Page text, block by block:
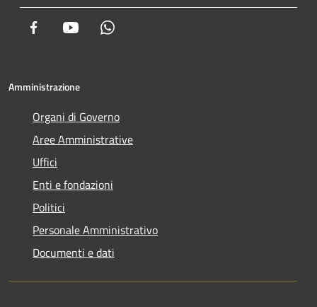
Facebook Youtube
Amministrazione
Organi di Governo
Aree Amministrative
Uffici
Enti e fondazioni
Politici
Personale Amministrativo
Documenti e dati